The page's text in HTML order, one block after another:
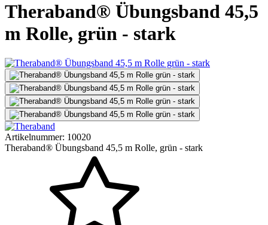
Theraband® Übungsband 45,5
m Rolle, grün - stark
Artikelnummer: 10020
Theraband® Übungsband 45,5 m Rolle, grün - stark